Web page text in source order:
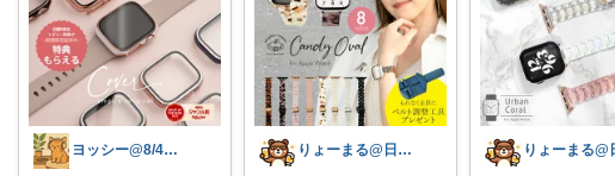
ヨッシー@8/4経由購入感謝！ りょーまる@日用品×ファッション